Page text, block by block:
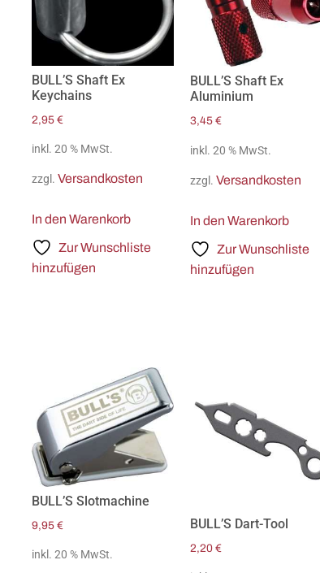
BULL’S Shaft Ex
Keychains
2,95 €
inkl. 20 % MwSt.
zzgl. Versandkosten
In den Warenkorb
Zur Wunschliste
hinzufügen
BULL’S Shaft Ex
Aluminium
3,45 €
inkl. 20 % MwSt.
zzgl. Versandkosten
In den Warenkorb
Zur Wunschliste
hinzufügen
BULL’S Slotmachine
9,95 €
inkl. 20 % MwSt.
BULL’S Dart-Tool
2,20 €